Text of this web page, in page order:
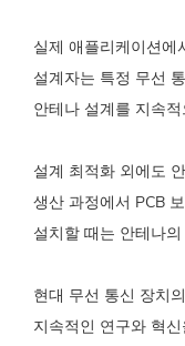
실제 애플리케이션에
설계자는 특정 무선
안테나 설계를 지속
설계 최적화 외에도
생산 과정에서 PCB
설치할 때는 안테나
현대 무선 통신 장치
지속적인 연구와 혁